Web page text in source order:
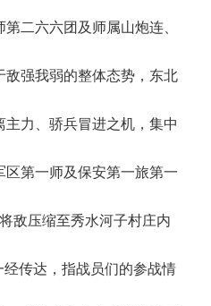
二六六团及师属山炮连、
强我弱的整体态势，东北
力、骄兵冒进之机，集中
第一师及保安第一旅第一
敌压缩至秀水河子村庄内
传达，指战员们的参战情